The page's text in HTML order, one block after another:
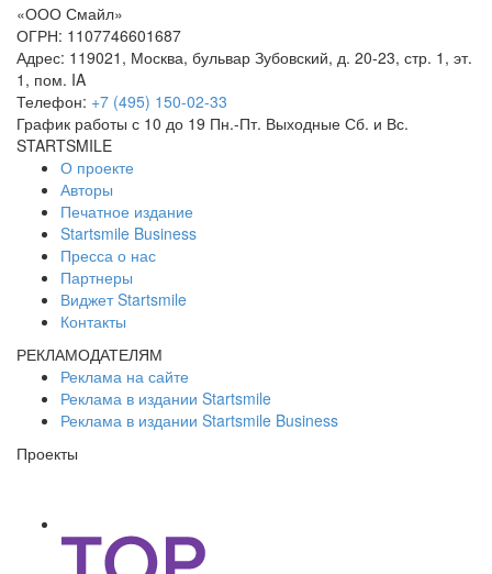
«ООО Смайл»
ОГРН: 1107746601687
Адрес: 119021 , Москва, бульвар Зубовский, д. 20-23, стр. 1, эт.
1, пом. IA
Телефон: +7 (495) 150-02-33
График работы с 10 до 19 Пн.-Пт. Выходные Сб. и Вс.
STARTSMILE
О проекте
Авторы
Печатное издание
Startsmile Business
Пресса о нас
Партнеры
Виджет Startsmile
Контакты
РЕКЛАМОДАТЕЛЯМ
Реклама на сайте
Реклама в издании Startsmile
Реклама в издании Startsmile Business
Проекты